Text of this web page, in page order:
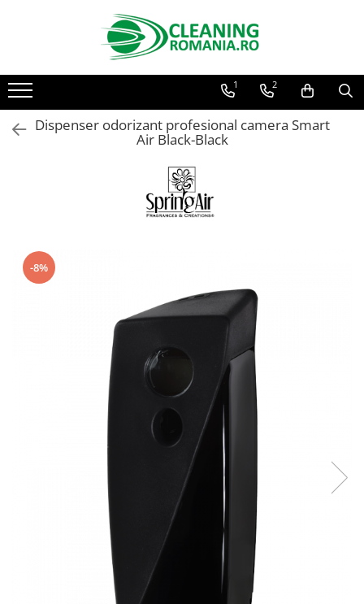
Toate Produsele
Curatenie & Intretinere Casa
Detergenti si solutii concentrate
pentru pardoseli
Produse Bio pentru Casa
Detergenti si solutii universale
Detergenti si solutii pentru geam
suprafete de lemn si mobila
Detergenti si solutii pentru baie
Curatenie Traditionala
Detergenti de vase si solutii
Detergenti Rufe & Intretinere
Parfum de rufe si esente
concentrate parfumare rufe
Neutralizare miros si odorizare
textile,masini de spalat ,uscatoare
Solutii indepartare pete si
1 2
Dispenser odorizant profesional camera Smart
Air Black-Black
-8%